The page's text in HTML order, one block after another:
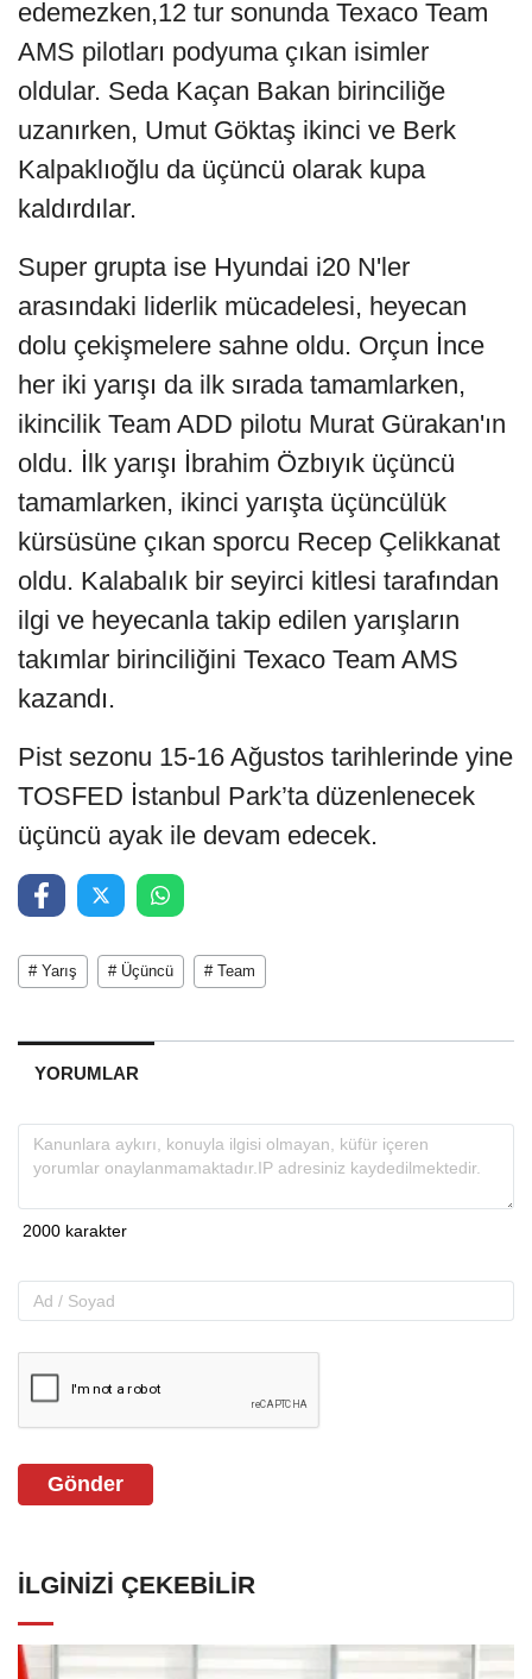
edemezken,12 tur sonunda Texaco Team
AMS pilotları podyuma çıkan isimler
oldular. Seda Kaçan Bakan birinciliğe
uzanırken, Umut Göktaş ikinci ve Berk
Kalpaklıoğlu da üçüncü olarak kupa
kaldırdılar.
Super grupta ise Hyundai i20 N'ler
arasındaki liderlik mücadelesi, heyecan
dolu çekişmelere sahne oldu. Orçun İnce
her iki yarışı da ilk sırada tamamlarken,
ikincilik Team ADD pilotu Murat Gürakan'ın
oldu. İlk yarışı İbrahim Özbıyık üçüncü
tamamlarken, ikinci yarışta üçüncülük
kürsüsüne çıkan sporcu Recep Çelikkanat
oldu. Kalabalık bir seyirci kitlesi tarafından
ilgi ve heyecanla takip edilen yarışların
takımlar birinciliğini Texaco Team AMS
kazandı.
Pist sezonu 15-16 Ağustos tarihlerinde yine
TOSFED İstanbul Park’ta düzenlenecek
üçüncü ayak ile devam edecek.
# Yarış # Üçüncü # Team
YORUMLAR
Gönder
İLGINIZI ÇEKEBILIR